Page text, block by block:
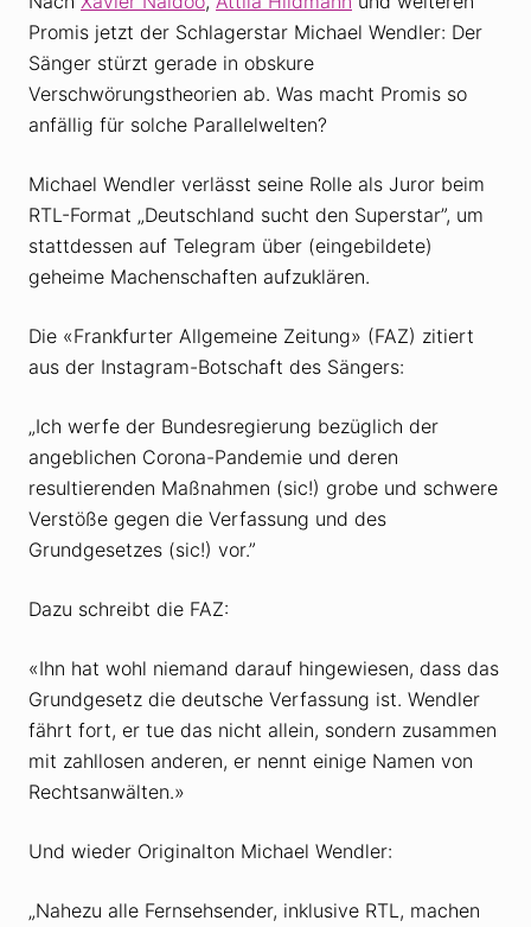
Promis jetzt der Schlagerstar Michael Wendler: Der
Sänger stürzt gerade in obskure
Verschwörungstheorien ab. Was macht Promis so
anfällig für solche Parallelwelten?
Michael Wendler verlässt seine Rolle als Juror beim
RTL-Format „Deutschland sucht den Superstar”, um
stattdessen auf Telegram über (eingebildete)
geheime Machenschaften aufzuklären.
Die «Frankfurter Allgemeine Zeitung» (FAZ) zitiert
aus der Instagram-Botschaft des Sängers:
„Ich werfe der Bundesregierung bezüglich der
angeblichen Corona-Pandemie und deren
resultierenden Maßnahmen (sic!) grobe und schwere
Verstöße gegen die Verfassung und des
Grundgesetzes (sic!) vor.”
Dazu schreibt die FAZ:
«Ihn hat wohl niemand darauf hingewiesen, dass das
Grundgesetz die deutsche Verfassung ist. Wendler
fährt fort, er tue das nicht allein, sondern zusammen
mit zahllosen anderen, er nennt einige Namen von
Rechtsanwälten.»
Und wieder Originalton Michael Wendler:
„Nahezu alle Fernsehsender, inklusive RTL, machen